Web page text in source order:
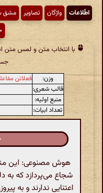
اطّلاعات واژگان تصاویر مشق
با انتخاب متن و لمس متن
وزن:
فعلاتن
قالب شعری:
منبع اولیه:
تعداد ابیات:
هوش مصنوعی: این
شجاع می‌پردازد که به
اعتنایی ندارند و به